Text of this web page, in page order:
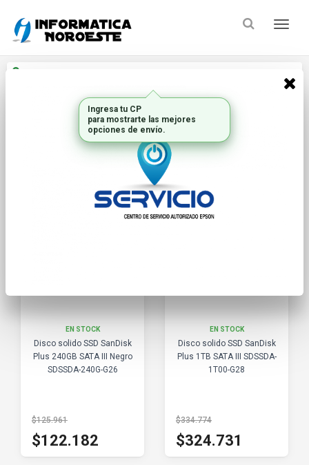
SANDISK
EN STOCK
Disco solido SSD SanDisk
Plus 240GB SATA III Negro
SDSSDA-240G-G26
$125.961
$122.182
EN STOCK
Disco solido SSD SanDisk
Plus 1TB SATA III SDSSDA-
1T00-G28
$334.774
$324.731
Ingresa tu CP
para mostrarte las mejores
opciones de envío.